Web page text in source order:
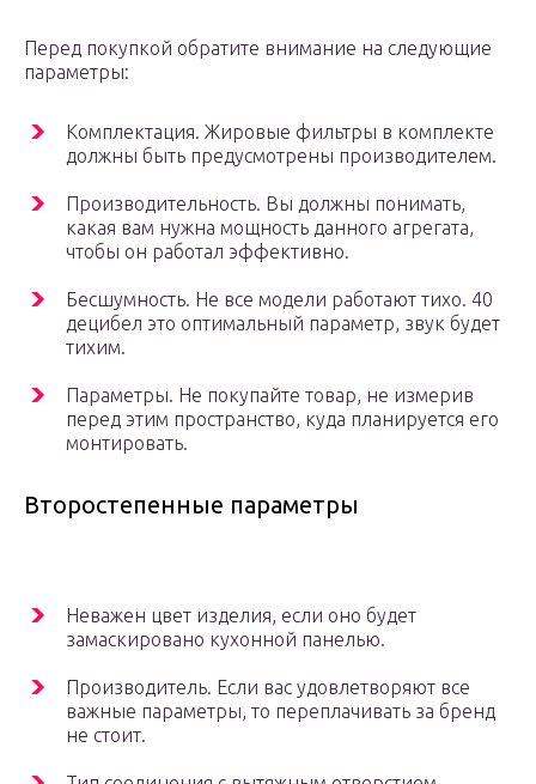
Перед покупкой обратите внимание на следующие
параметры:
Комплектация. Жировые фильтры в комплекте
должны быть предусмотрены производителем.
Производительность. Вы должны понимать,
какая вам нужна мощность данного агрегата,
чтобы он работал эффективно.
Бесшумность. Не все модели работают тихо. 40
децибел это оптимальный параметр, звук будет
тихим.
Параметры. Не покупайте товар, не измерив
перед этим пространство, куда планируется его
монтировать.
Второстепенные параметры
Неважен цвет изделия, если оно будет
замаскировано кухонной панелью.
Производитель. Если вас удовлетворяют все
важные параметры, то переплачивать за бренд
не стоит.